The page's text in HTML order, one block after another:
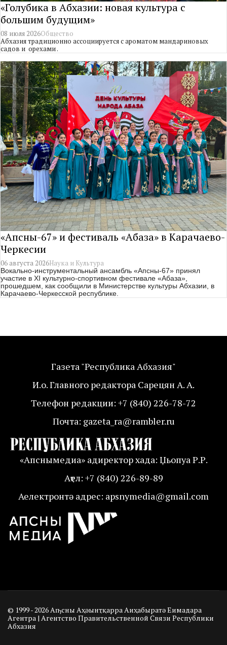
«Голубика в Абхазии: новая культура с
большим будущим»
08 июля 2026Общество
Абхазия традиционно ассоциируется с ароматом мандариновых
садов и орехами .
«Апсны-67» и фестиваль «Абаза» в Карачаево-
Черкесии
06 августа 2026Наука и Культура
Вокально-инструментальный ансамбль «Апсны-67» принял
участие в XI культурно-спортивном фестивале «Абаза»,
прошедшем, как сообщили в Министерстве культуры Абхазии, в
Карачаево-Черкесской республике.
Газета "Республика Абхазия"
И.о. Главного редактора Сарецян А. А.
Телефон редакции: +7 (840) 226-78-72
Почта: gazeta_ra@rambler.ru
«Апснымедиа» адиректор хада: Џьопуа Р.Р.
Аҭел: +7 (840) 226-89-89
Аелектронтә адрес: apsnymedia@gmail.com
© 1999 - 2026 Аҧсны Аҳәынҭқарра Аиҳабыратә Еимадара
Агентра | Агентство Правительственной Связи Республики
Абхазия